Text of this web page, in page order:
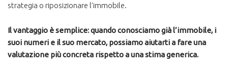
strategia o riposizionare l’immobile.
Il vantaggio è semplice: quando conosciamo già l’immobile, i
suoi numeri e il suo mercato, possiamo aiutarti a fare una
valutazione più concreta rispetto a una stima generica.